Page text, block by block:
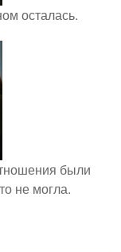
осталась.
были
не могла.